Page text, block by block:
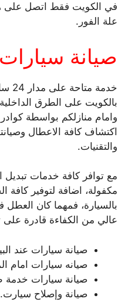
علة الفور.
صيانة
بالكويت على الطرق الداخلية
وامام منازلكم بواسطة
اكتشاف كافة الاعطال
والتقنيات.
مع توافر كافة خدمات تبديل
مكفولة، اضافة لتوفير كافة
بالسيارة، فمهما كان العطل
عالي من الكفاءة قادرة على
صيانة سيارات عند
صيانه سيارات امام
صيانة سيارات خدمة
صيانة وإصلاح سيارت.